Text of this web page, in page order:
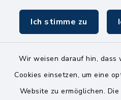
Ich stimme zu
Wir weisen darauf hin, dass
Cookies einsetzen, um eine
Website zu ermöglichen.